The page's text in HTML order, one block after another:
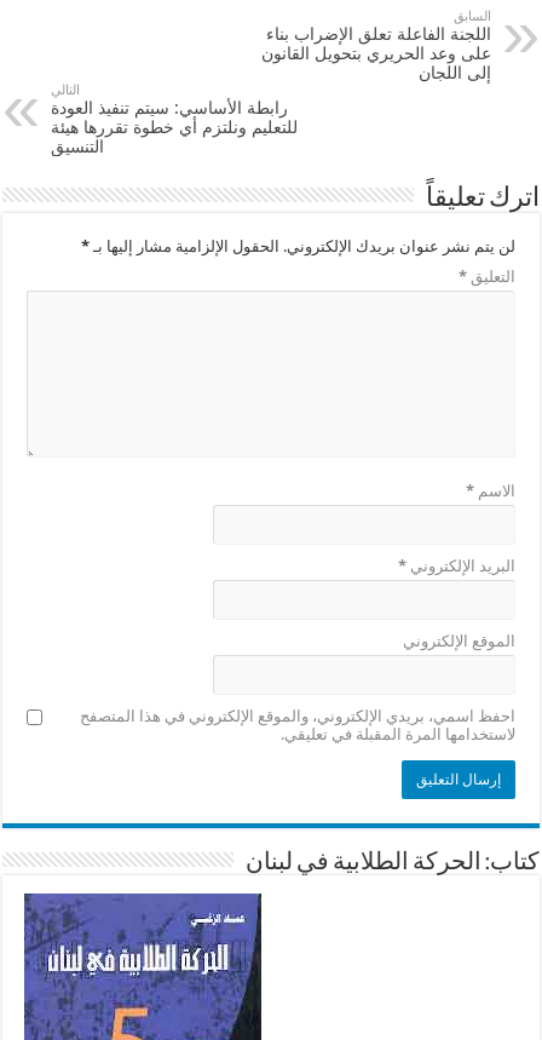
السابق
اللجنة الفاعلة تعلق الإضراب بناء
على وعد الحريري بتحويل القانون
إلى اللجان
التالي
رابطة الأساسي: سيتم تنفيذ العودة
للتعليم ونلتزم أي خطوة تقررها هيئة
التنسيق
اترك تعليقاً
لن يتم نشر عنوان بريدك الإلكتروني. الحقول الإلزامية مشار إليها بـ*
التعليق*
الاسم*
البريد الإلكتروني*
الموقع الإلكتروني
احفظ اسمي، بريدي الإلكتروني، والموقع الإلكتروني في هذا المتصفح
لاستخدامها المرة المقبلة في تعليقي.
كتاب: الحركة الطلابية في لبنان